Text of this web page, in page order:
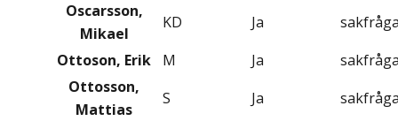
Oscarsson,
Mikael
KD Ja
Ottoson, Erik
M Ja
Ottosson,
Mattias
S Ja